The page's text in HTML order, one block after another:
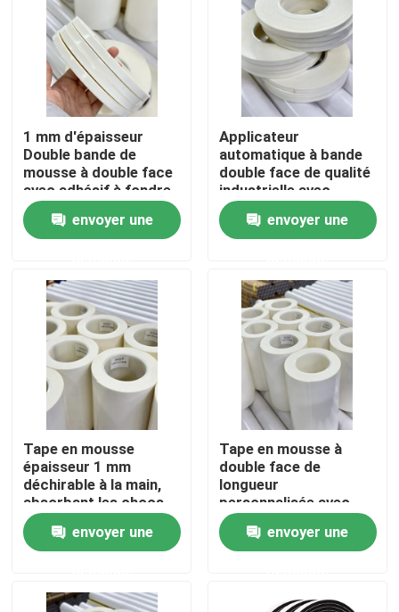
Aperçu
Produits
Vidéos
Visite d'usine
Contrôle de la qualité
Contact
Demande de soumission
ruban adhésif de fonte chaude
Ruban adhésif de tapis
1 mm d'épaisseur
Double bande de
mousse à double face
avec adhésif à fondre
à chaud Inodore
envoyer une
Applicateur
automatique à bande
double face de qualité
industrielle avec
adhérence agressive
envoyer une
Tape en mousse
épaisseur 1 mm
déchirable à la main,
absorbant les chocs,
haute viscosité
envoyer une
Tape en mousse à
double face de
longueur
personnalisée avec
adhésif à fusion à
chaud et support PE
envoyer une